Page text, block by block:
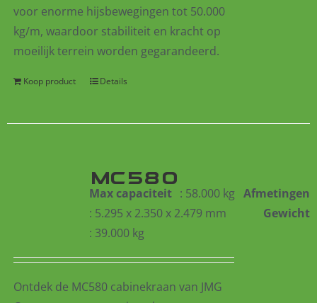
voor enorme hijsbewegingen tot 50.000
kg/m, waardoor stabiliteit en kracht op
moeilijk terrein worden gegarandeerd.
Koop product Details
MC580
Max capaciteit : 58.000 kg Afmetingen
: 5.295 x 2.350 x 2.479 mm
Gewicht
: 39.000 kg
Ontdek de MC580 cabinekraan van JMG